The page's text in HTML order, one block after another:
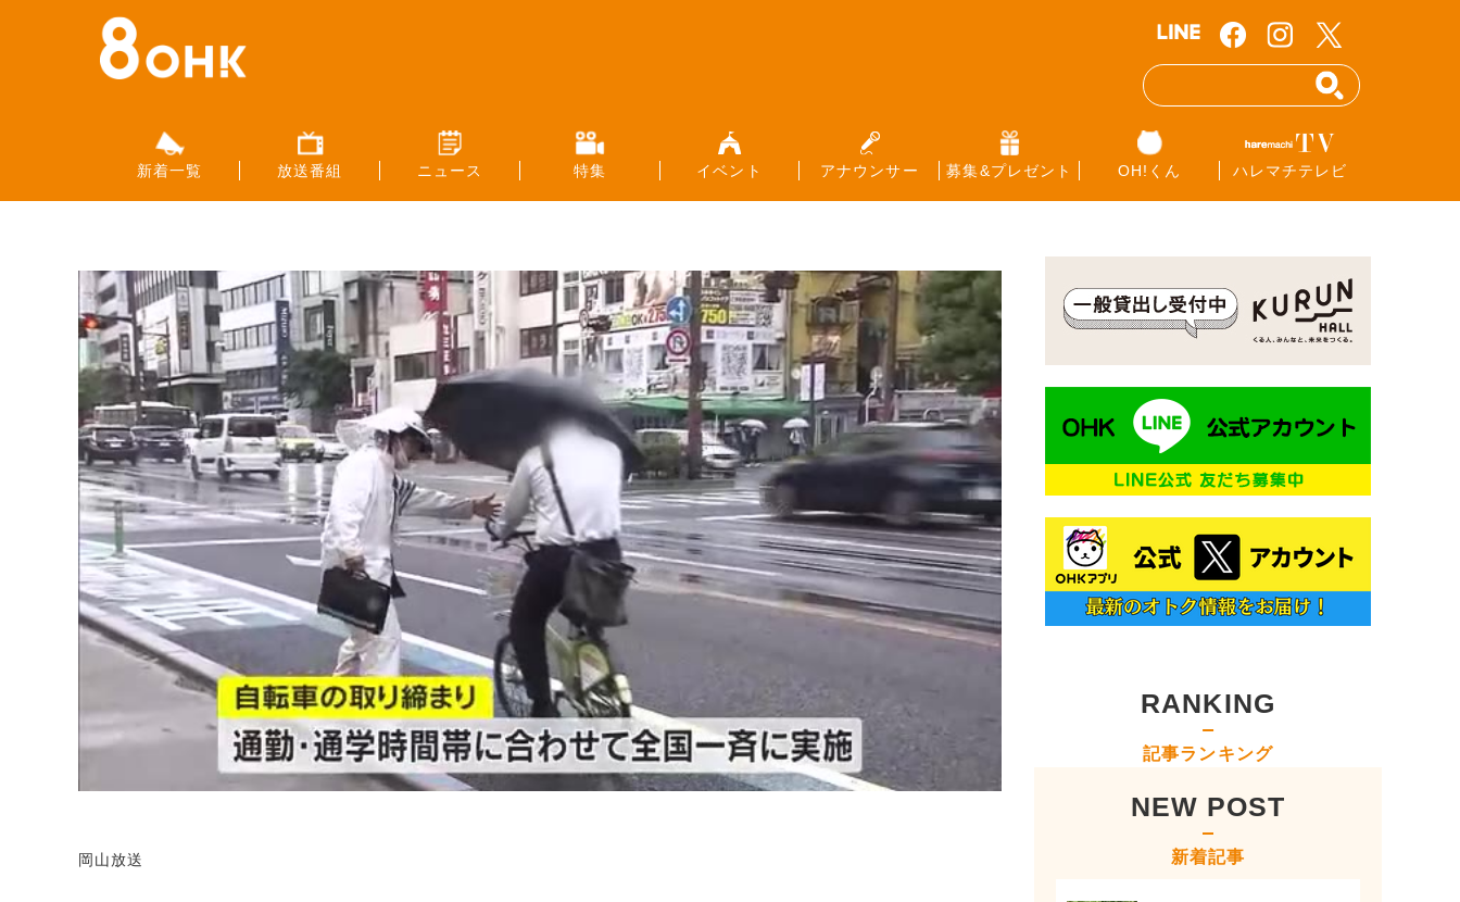
新着一覧 放送番組 ニュース 特集 イベント アナウンサー 募集&プレゼント OH!くん ハレマチテレビ
岡山放送
RANKING
記事ランキング
NEW POST
新着記事